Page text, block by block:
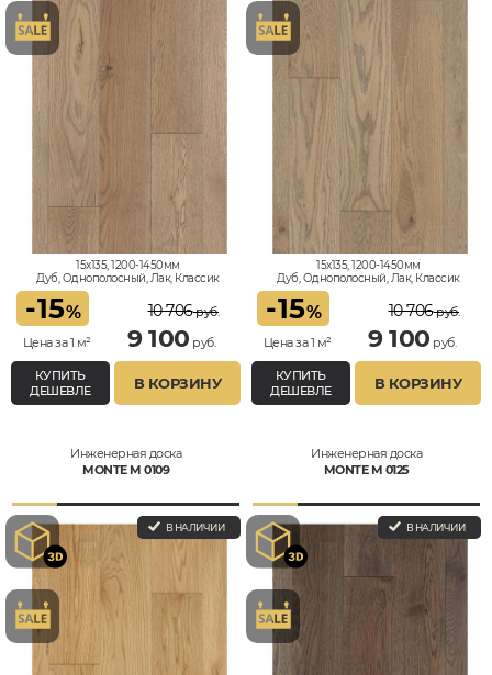
15x135, 1200-1450мм
Дуб, Однополосный, Лак, Классик
-15%
Цена за 1 м²
10 706руб.
9 100 руб.
КУПИТЬ
ДЕШЕВЛЕ
В КОРЗИНУ
15x135, 1200-1450мм
Дуб, Однополосный, Лак, Классик
-15%
Цена за 1 м²
10 706руб.
9 100 руб.
КУПИТЬ
ДЕШЕВЛЕ
В КОРЗИНУ
Инженерная доска
MONTE M 0109
В НАЛИЧИИ
Инженерная доска
MONTE M 0125
В НАЛИЧИИ